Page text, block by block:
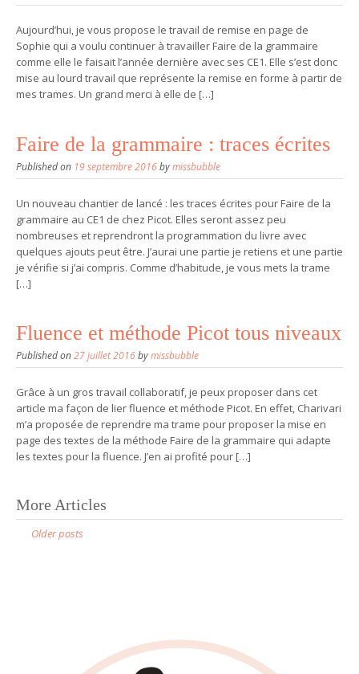
Aujourd’hui, je vous propose le travail de remise en page de
Sophie qui a voulu continuer à travailler Faire de la grammaire
comme elle le faisait l’année dernière avec ses CE1. Elle s’est donc
mise au lourd travail que représente la remise en forme à partir de
mes trames. Un grand merci à elle de […]
Faire de la grammaire : traces écrites
Published on 19 septembre 2016bymissbubble
Un nouveau chantier de lancé : les traces écrites pour Faire de la
grammaire au CE1 de chez Picot. Elles seront assez peu
nombreuses et reprendront la programmation du livre avec
quelques ajouts peut être. J’aurai une partie je retiens et une partie
je vérifie si j’ai compris. Comme d’habitude, je vous mets la trame
[…]
Fluence et méthode Picot tous niveaux
Published on27 juillet 2016bymissbubble
Grâce à un gros travail collaboratif, je peux proposer dans cet
article ma façon de lier fluence et méthode Picot. En effet, Charivari
m’a proposée de reprendre ma trame pour proposer la mise en
page des textes de la méthode Faire de la grammaire qui adapte
les textes pour la fluence. J’en ai profité pour […]
P
More Articles
Older posts